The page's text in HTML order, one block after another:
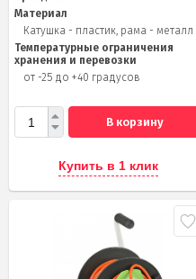
Материал
Катушка - пластик, рама - металл
Температурные ограничения
хранения и перевозки
от -25 до +40 градусов
В корзину
Купить в 1 клик